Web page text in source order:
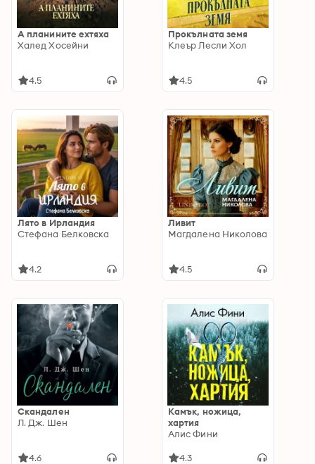
А планините ехтяха
Халед Хосейни
4.5
Прокълната земя
Клеър Лесли Хол
4.5
Лято в Ирландия
Стефана Белковска
4.2
Ливит
Магдалена Николова
4.5
Скандален
Л. Дж. Шен
4.6
Камък, ножица,
хартия
Алис Фини
4.3